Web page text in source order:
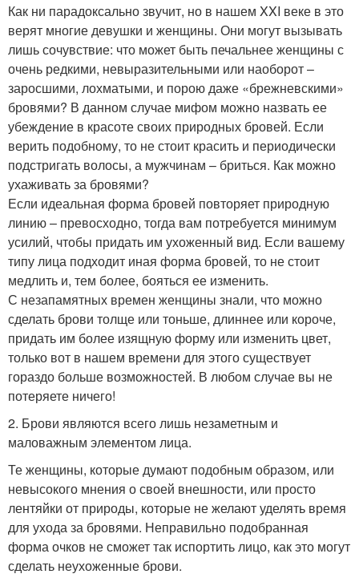
Как ни парадоксально звучит, но в нашем XXI веке в это
верят многие девушки и женщины. Они могут вызывать
лишь сочувствие: что может быть печальнее женщины с
очень редкими, невыразительными или наоборот –
заросшими, лохматыми, и порою даже «брежневскими»
бровями? В данном случае мифом можно назвать ее
убеждение в красоте своих природных бровей. Если
верить подобному, то не стоит красить и периодически
подстригать волосы, а мужчинам – бриться. Как можно
ухаживать за бровями?
Если идеальная форма бровей повторяет природную
линию – превосходно, тогда вам потребуется минимум
усилий, чтобы придать им ухоженный вид. Если вашему
типу лица подходит иная форма бровей, то не стоит
медлить и, тем более, бояться ее изменить.
С незапамятных времен женщины знали, что можно
сделать брови толще или тоньше, длиннее или короче,
придать им более изящную форму или изменить цвет,
только вот в нашем времени для этого существует
гораздо больше возможностей. В любом случае вы не
потеряете ничего!
2. Брови являются всего лишь незаметным и
маловажным элементом лица.
Те женщины, которые думают подобным образом, или
невысокого мнения о своей внешности, или просто
лентяйки от природы, которые не желают уделять время
для ухода за бровями. Неправильно подобранная
форма очков не сможет так испортить лицо, как это могут
сделать неухоженные брови.